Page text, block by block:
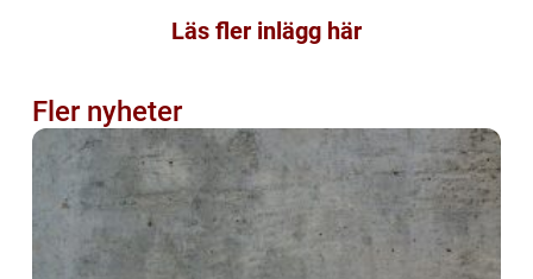
Läs fler inlägg här
Fler nyheter